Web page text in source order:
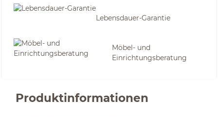
Lebensdauer-Garantie
Möbel- und
Einrichtungsberatung
Produktinformationen